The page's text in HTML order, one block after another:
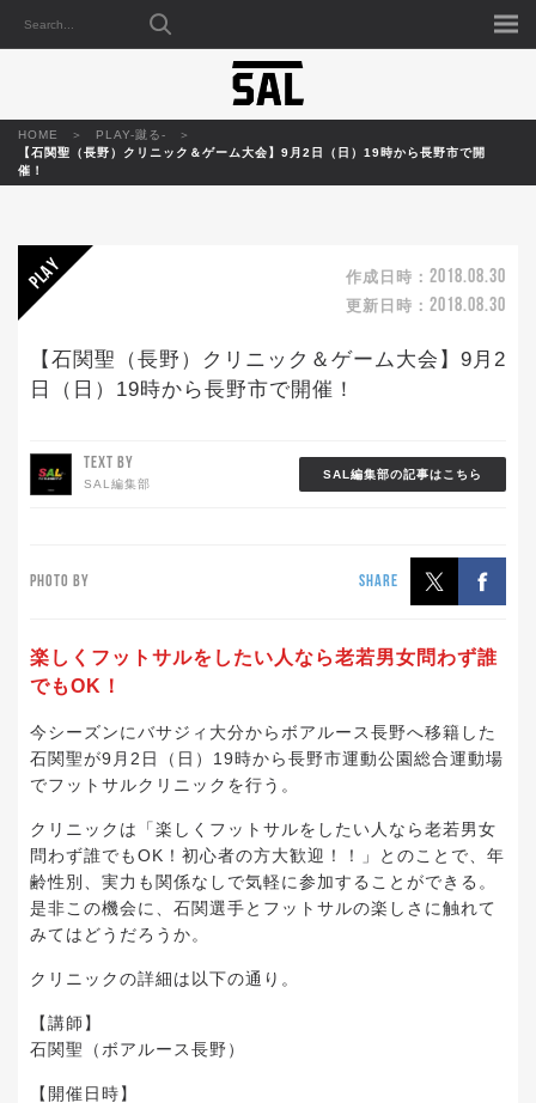
HOME
PLAY-蹴る-
【石関聖（長野）クリニック＆ゲーム大会】9月2日（日）19時から長野市で開
催！
作成日時： 2018.08.30
更新日時： 2018.08.30
【石関聖（長野）クリニック＆ゲーム大会】9月2
日（日）19時から長野市で開催！
TEXT BY
SAL編集部
SAL編集部の記事はこちら
PHOTO BY SHARE
楽しくフットサルをしたい人なら老若男女問わず誰
でもOK！
今シーズンにバサジィ大分からボアルース長野へ移籍した
石関聖が9月2日（日）19時から長野市運動公園総合運動場
でフットサルクリニックを行う。
クリニックは「楽しくフットサルをしたい人なら老若男女
問わず誰でもOK！初心者の方大歓迎！！」とのことで、年
齢性別、実力も関係なしで気軽に参加することができる。
是非この機会に、石関選手とフットサルの楽しさに触れて
みてはどうだろうか。
クリニックの詳細は以下の通り。
【講師】
石関聖（ボアルース長野）
【開催日時】